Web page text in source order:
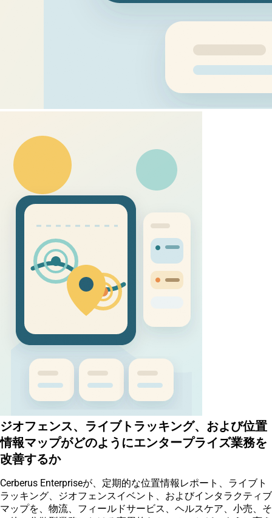
ジオフェンス、ライブトラッキング、および位置
情報マップがどのようにエンタープライズ業務を
改善するか
Cerberus Enterpriseが、定期的な位置情報レポート、ライブト
ラッキング、ジオフェンスイベント、およびインタラクティブ
マップを、物流、フィールドサービス、ヘルスケア、小売、そ